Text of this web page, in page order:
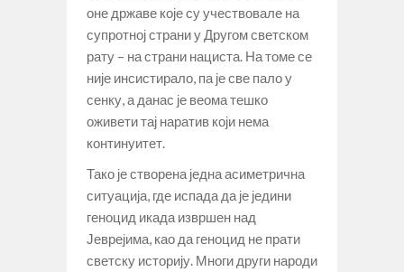
оне државе које су учествовале на
супротној страни у Другом светском
рату – на страни нациста. На томе се
није инсистирало, па је све пало у
сенку, а данас је веома тешко
оживети тај наратив који нема
континуитет.
Тако је створена једна асиметрична
ситуација, где испада да је једини
геноцид икада извршен над
Јеврејима, као да геноцид не прати
светску историју. Многи други народи